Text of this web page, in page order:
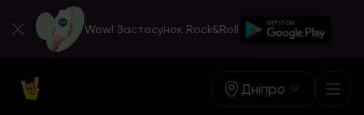
Wow! Застосунок Rock&Roll
Дніпро